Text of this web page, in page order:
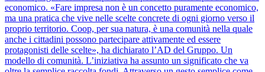
economico. «Fare impresa non è un concetto puramente economico,
ma una pratica che vive nelle scelte concrete di ogni giorno verso il
proprio territorio. Coop, per sua natura, è una comunità nella quale
anche i cittadini possono partecipare attivamente ed essere
protagonisti delle scelte», ha dichiarato l’AD del Gruppo. Un
modello di comunità. L’iniziativa ha assunto un significato che va